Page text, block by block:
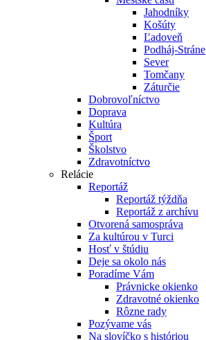
Jahodníky
Košúty
Ľadoveň
Podháj-Stráne
Sever
Tomčany
Záturčie
Dobrovoľníctvo
Doprava
Kultúra
Šport
Školstvo
Zdravotníctvo
Relácie
Reportáž
Reportáž týždňa
Reportáž z archívu
Otvorená samospráva
Za kultúrou v Turci
Hosť v štúdiu
Deje sa okolo nás
Poradíme Vám
Právnicke okienko
Zdravotné okienko
Rôzne rady
Pozývame vás
Na slovíčko s históriou